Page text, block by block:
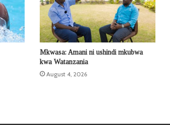
Mkwasa: Amani ni ushindi mkubwa
kwa Watanzania
August 4, 2026